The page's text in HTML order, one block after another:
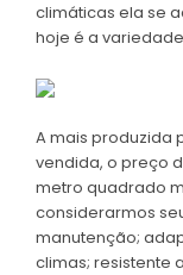
climáticas ela se
hoje é a
A mais produzida
vendida, o preço
metro quadrado
considerarmos
manutenção;
climas; resistente